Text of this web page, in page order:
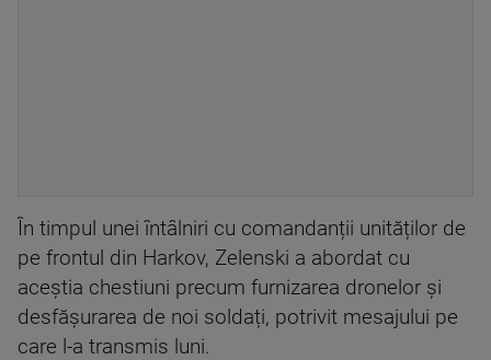
În timpul unei întâlniri cu comandanții unităților de
pe frontul din Harkov, Zelenski a abordat cu
aceștia chestiuni precum furnizarea dronelor și
desfășurarea de noi soldați, potrivit mesajului pe
care l-a transmis luni.